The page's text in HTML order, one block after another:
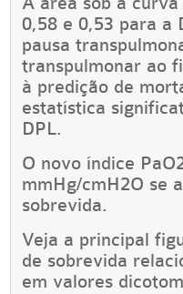
0,58 e 0,53 para a
pausa
transpulmonar ao
à predição de
estatística
DPL.
O novo índice
mmHg/cmH2O se
sobrevida.
Veja a principal
de sobrevida
em valores